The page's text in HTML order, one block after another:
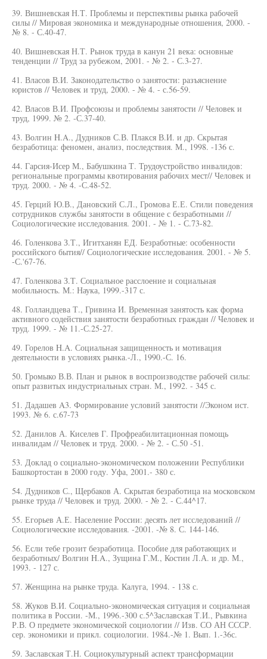
39. Вишневская Н.Т. Проблемы и перспективы рынка рабочей
силы // Мировая экономика и международные отношения, 2000. -
№ 8. - С.40-47.
40. Вишневская Н.Т. Рынок труда в канун 21 века: основные
тенденции // Труд за рубежом, 2001. - № 2. - С.3-27.
41. Власов В.И. Законодательство о занятости: разъяснение
юристов // Человек и труд, 2000. - № 4. - с.56-59.
42. Власов В.И. Профсоюзы и проблемы занятости // Человек и
труд, 1999. № 2. -С.37-40.
43. Волгин H.A., Дудников С.В. Плакся В.И. и др. Скрытая
безработица: феномен, анализ, последствия. М., 1998. -136 с.
44. Гарсия-Исер М., Бабушкина Т. Трудоустройство инвалидов:
региональные программы квотирования рабочих мест// Человек и
труд. 2000. - № 4. -С.48-52.
45. Герций Ю.В., Дановский С.Л., Громова Е.Е. Стили поведения
сотрудников службы занятости в общение с безработными //
Социологические исследования. 2001. - № 1. - С.73-82.
46. Голенкова З.Т., Игитханян ЕД. Безработные: особенности
российского бытия// Социологические исследования. 2001. - № 5.
-С.'67-76.
47. Голенкова З.Т. Социальное расслоение и социальная
мобильность. М.: Наука, 1999.-317 с.
48. Голландцева Т., Гривина И. Временная занятость как форма
активного содействия занятости безработных граждан // Человек и
труд. 1999. - № 11.-С.25-27.
49. Горелов H.A. Социальная защищенность и мотивация
деятельности в условиях рынка.-Л., 1990.-С. 16.
50. Громыко В.В. План и рынок в воспроизводстве рабочей силы:
опыт развитых индустриальных стран. М., 1992. - 345 с.
51. Дадашев A3. Формирование условий занятости //Эконом ист.
1993. № 6. с.67-73
52. Данилов А. Киселев Г. Профреабилитационная помощь
инвалидам // Человек и труд. 2000. - № 2. - С.50 -51.
53. Доклад о социально-экономическом положении Республики
Башкортостан в 2000 году. Уфа, 2001.- 380 с.
54. Дудников С., Щербаков А. Скрытая безработица на московском
рынке труда // Человек и труд. 2000. - № 2. - С.44^17.
55. Егорьев А.Е. Население России: десять лет исследований //
Социологические исследования. -2001. -№ 8. С. 144-146.
56. Если тебе грозит безработица. Пособие для работающих и
безработных/ Волгин H.A., Зущина Г.М., Костин Л.А. и др. М.,
1993. - 127 с.
57. Женщина на рынке труда. Калуга, 1994. - 138 с.
58. Жуков В.И. Социально-экономическая ситуация и социальная
политика в России. -М., 1996.-300 с.5^Заславская Т.И., Рывкина
Р.В. О предмете экономической социологии // Изв. СО АН СССР.
сер. экономики и прикл. социологии. 1984.-№ 1. Вып. 1.-36с.
59. Заславская Т.Н. Социокультурный аспект трансформации